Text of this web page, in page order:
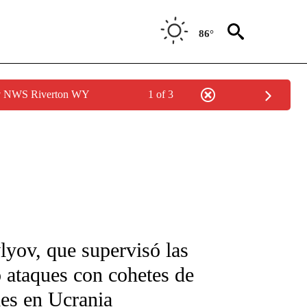
86°
NWS Riverton WY 1 of 3
ABOUT NEW PAGES ON "CNN-SPANISH".
que supervisó las
con cohetes de
en Ucrania